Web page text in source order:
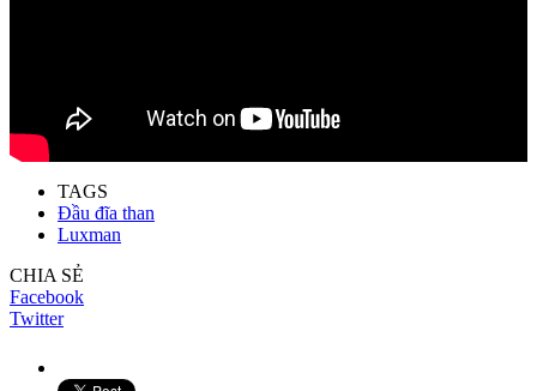
TAGS
Đầu đĩa than
Luxman
CHIA SẺ
Facebook
Twitter